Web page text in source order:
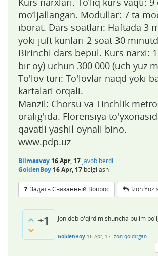
mo’ljallangan. Modullar: 7 ta
iborat. Dars soatlari: Haftada 3
yoki juft kunlari 2 soat 30
Birinchi dars bepul. Kurs narxi:
bir oy) uchun 300 000 (uch yuz
To'lov turi: To'lovlar naqd yoki
kartalari orqali.
Manzil: Chorsu va Tinchlik
oralig'ida. Florensiya
qavatli yashil oynali bino.
www.pdp.uz
Bilmasvoy 16 Apr, 17 javob berdi
GoldenBoy 16 Apr, 17 belgilash
Задать Связанный Вопрос Izoh
+1 Jon deb o'qirdim shuncha pulim
GoldenBoy 16 Apr, 17 Izoh qoldirgan